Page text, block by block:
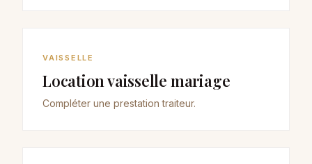
VAISSELLE
Location vaisselle mariage
Compléter une prestation traiteur.